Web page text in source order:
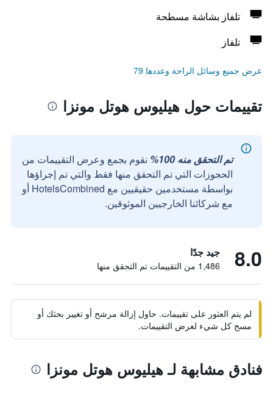
تلفاز بشاشة مسطحة
تلفاز
عرض جميع وسائل الراحة وعددها 79
تقييمات حول هيليوس هوتل مونزا
تم التحقق منه 100%
نقوم بجمع وعرض التقييمات من
الحجوزات التي تم التحقق منها فقط والتي تم إجراؤها
بواسطة مستخدمين حقيقيين مع HotelsCombined أو
مع شركائنا الخارجيين الموثوقين.
8.0 جيد جدًا
1,486 من التقييمات تم التحقق منها
لم يتم العثور على تقييمات. حاول إزالة مرشح أو تغيير بحثك أو
مسح كل شيء لعرض التقييمات.
فنادق مشابهة لـ هيليوس هوتل مونزا